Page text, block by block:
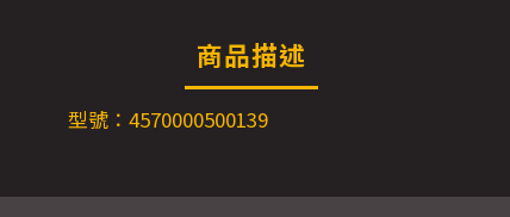
商品描述
型號：4570000500139